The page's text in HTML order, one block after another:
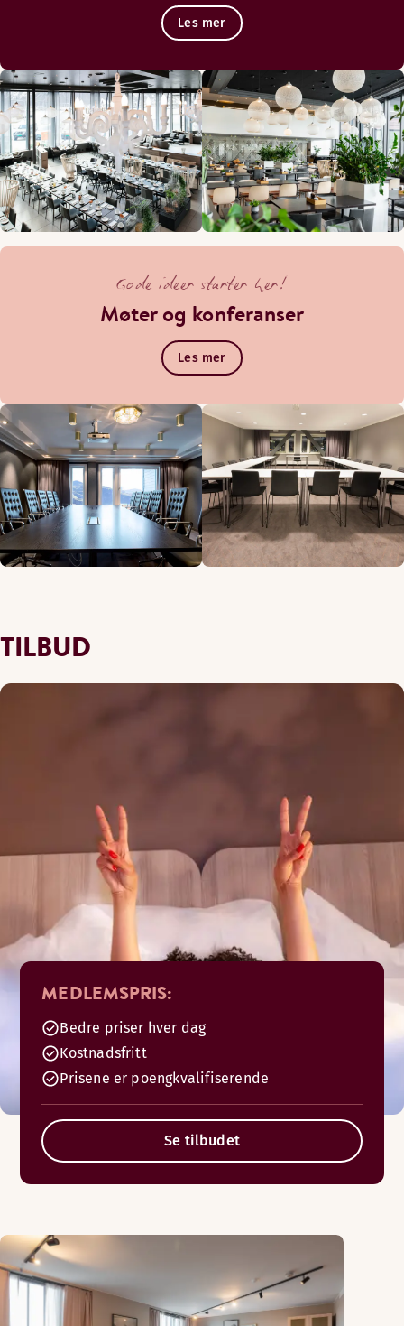
Les mer
Gode ideer starter her!
Møter og konferanser
Les mer
TILBUD
MEDLEMSPRIS:
Bedre priser hver dag
Kostnadsfritt
Prisene er poengkvalifiserende
Se tilbudet